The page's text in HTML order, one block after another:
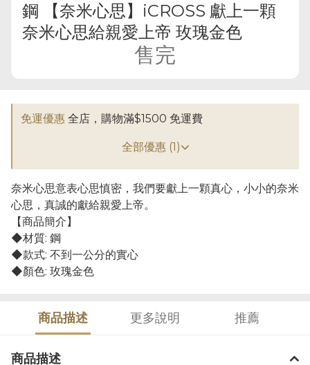
鋼 【奈米心思】iCROSS 獻上一顆
奈米心思給親愛上帝 玫瑰金色
售完
免運優惠 全店，購物滿$1500 免運費
全部優惠 (1)
奈米心思意表心思慎密，我們要獻上一顆真心，小小的奈米
心思，真誠的獻給親愛上帝。
【商品簡介】
◆材質: 鋼
◆款式: 不到一公分的實心
◆顏色: 玫瑰金色
商品描述 更多說明 推薦
商品描述